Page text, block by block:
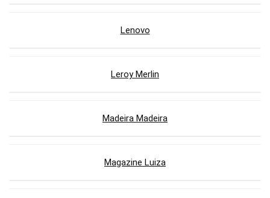
Lenovo
Leroy Merlin
Madeira Madeira
Magazine Luiza